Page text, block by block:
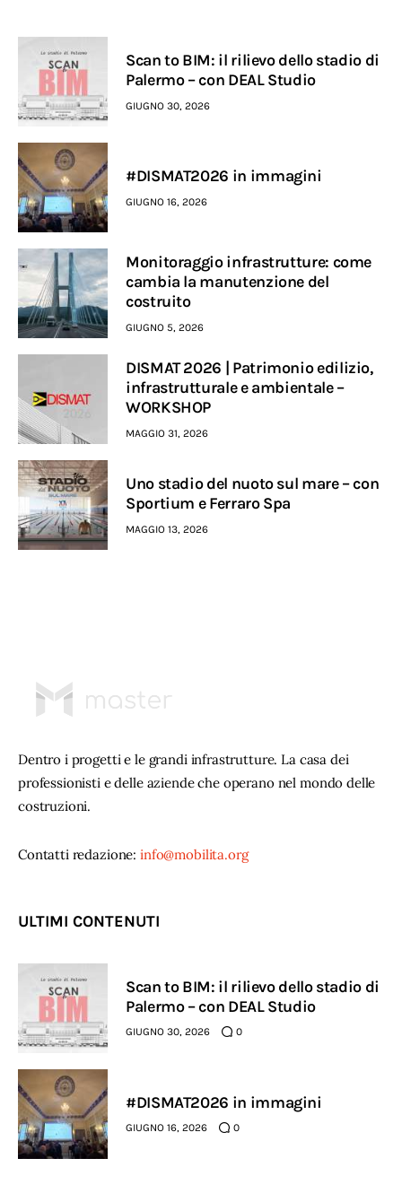
Scan to BIM: il rilievo dello stadio di
Palermo – con DEAL Studio
GIUGNO 30, 2026
#DISMAT2026 in immagini
GIUGNO 16, 2026
Monitoraggio infrastrutture: come
cambia la manutenzione del
costruito
GIUGNO 5, 2026
DISMAT 2026 | Patrimonio edilizio,
infrastrutturale e ambientale –
WORKSHOP
MAGGIO 31, 2026
Uno stadio del nuoto sul mare – con
Sportium e Ferraro Spa
MAGGIO 13, 2026
Dentro i progetti e le grandi infrastrutture. La casa dei
professionisti e delle aziende che operano nel mondo delle
costruzioni.
Contatti redazione: info@mobilita.org
ULTIMI CONTENUTI
Scan to BIM: il rilievo dello stadio di
Palermo – con DEAL Studio
GIUGNO 30, 2026 0
#DISMAT2026 in immagini
GIUGNO 16, 2026 0